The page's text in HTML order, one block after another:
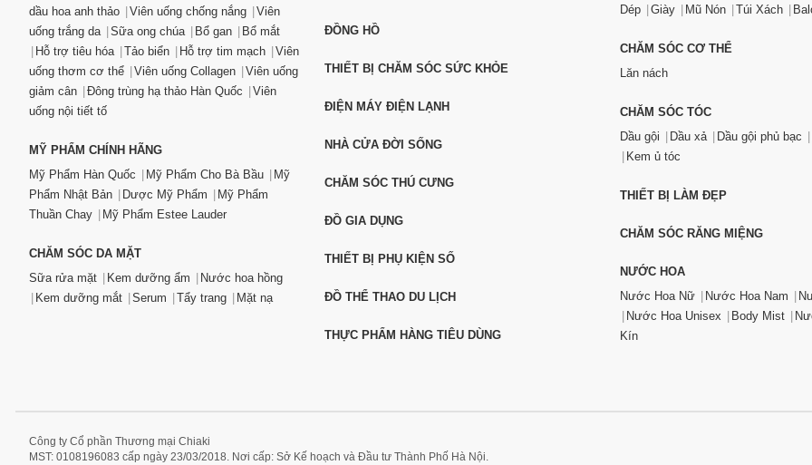
dầu hoa anh thảo
Viên uống chống nắng
Viên
uống trắng da
Sữa ong chúa Bổ gan
Bổ mắt
Hỗ trợ tiêu hóa
Tảo biển Hỗ trợ tim mạch
Viên
uống thơm cơ thể
Viên uống Collagen
Viên uống
giảm cân
Đông trùng hạ thảo Hàn Quốc
Viên
uống nội tiết tố
MỸ PHẨM CHÍNH HÃNG
Mỹ Phẩm Hàn Quốc
Mỹ Phẩm Cho Bà Bầu
Mỹ
Phẩm Nhật Bản
Dược Mỹ Phẩm
Mỹ Phẩm
Thuần Chay
Mỹ Phẩm Estee Lauder
CHĂM SÓC DA MẶT
Sữa rửa mặt
Kem dưỡng ẩm
Nước hoa hồng
Kem dưỡng mắt
Serum Tẩy trang Mặt nạ
ĐỒNG HỒ
THIẾT BỊ CHĂM SÓC SỨC KHỎE
ĐIỆN MÁY ĐIỆN LẠNH
NHÀ CỬA ĐỜI SỐNG
CHĂM SÓC THÚ CƯNG
ĐỒ GIA DỤNG
THIẾT BỊ PHỤ KIỆN SỐ
ĐỒ THỂ THAO DU LỊCH
THỰC PHẨM HÀNG TIÊU DÙNG
Dép
Giày Mũ Nón Túi Xách
CHĂM SÓC CƠ THỂ
Lăn nách
CHĂM SÓC TÓC
Dầu gội
Dầu xả Dầu gội phủ bạc
Kem ủ tóc
THIẾT BỊ LÀM ĐẸP
CHĂM SÓC RĂNG MIỆNG
NƯỚC HOA
Nước Hoa Nữ
Nước Hoa Nam
Nước Hoa Unisex
Body Mist
Kín
Công ty Cổ phần Thương mại Chiaki
MST: 0108196083 cấp ngày 23/03/2018. Nơi cấp: Sở Kế hoạch và Đầu tư Thành Phố Hà Nội.